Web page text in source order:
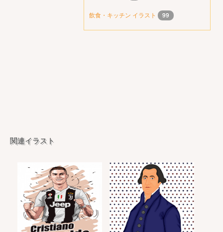
飲食・キッチン イラスト 99
関連イラスト